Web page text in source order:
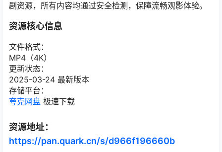
剧资源，所有内容均通过安全检测，保障流畅观影体验。
资源核心信息
文件格式：
MP4（4K）
更新状态：
2025-03-24 最新版本
存储平台：
夸克网盘 极速下载
资源地址：
https://pan.quark.cn/s/d966f196660b